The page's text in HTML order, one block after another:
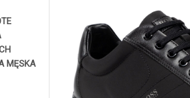
MĘSKA